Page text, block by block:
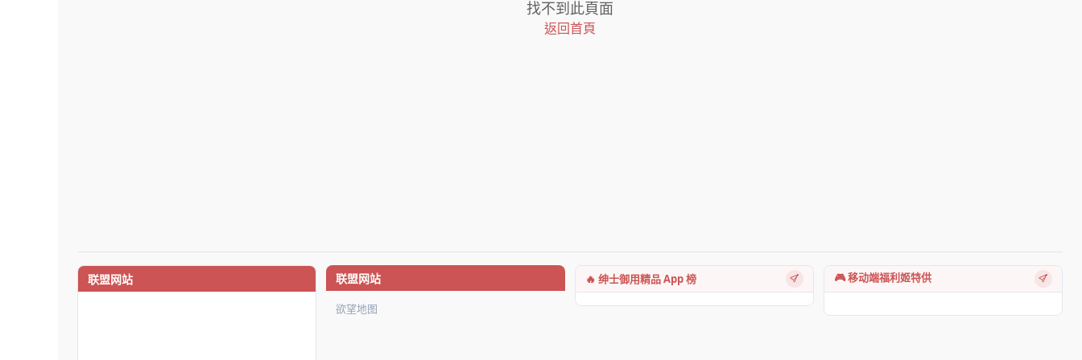
找不到此頁面
返回首頁
联盟网站 联盟网站
欲望地图
🔥 绅士御用精品 App 榜 🎮 移动端福利姬特供